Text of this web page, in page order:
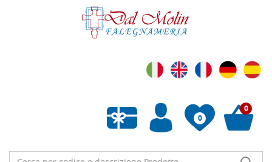
0
Wunschliste leeren
0